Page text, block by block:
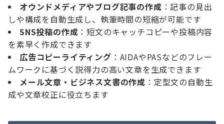
オウンドメディアやブログ記事の作成 ：記事の見出
しや構成を自動生成し、執筆時間の短縮が可能です
SNS投稿の作成 ：短文のキャッチコピーや投稿内容
を素早く作成できます
広告コピーライティング ：AIDAやPASなどのフレー
ムワークに基づく説得力の高い文章を生成できます
メール文章・ビジネス文書の作成 ：定型文の自動生
成や文章校正に役立ちます